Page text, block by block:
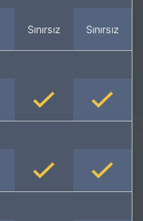
Sınırsız Sınırsız